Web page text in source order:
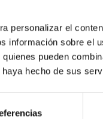
personalizar el
información sobre el
pueden
hecho de sus
de Canarias
Guacimara
in the Department
on one of
incapable of forming